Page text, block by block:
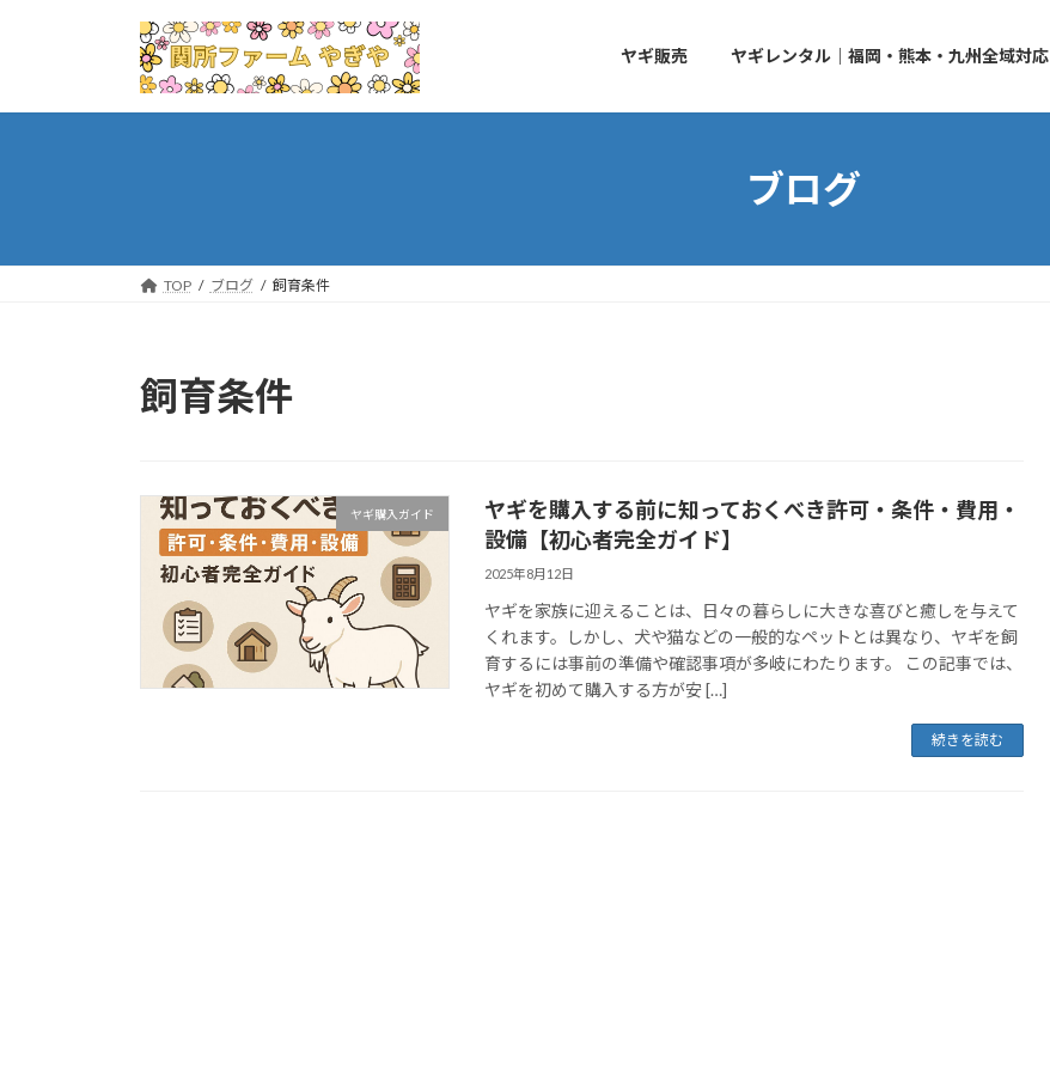
プ
動
ヤギ販売 ヤギレンタル｜福岡・熊本・九州全域対応
ブログ
TOP ブログ 飼育条件
飼育条件
ヤギ購入ガイド
ヤギを購入する前に知っておくべき許可・条件・費用・
設備【初心者完全ガイド】
2025年8月12日
ヤギを家族に迎えることは、日々の暮らしに大きな喜びと癒しを与えて
くれます。しかし、犬や猫などの一般的なペットとは異なり、ヤギを飼
育するには事前の準備や確認事項が多岐にわたります。 この記事では、
ヤギを初めて購入する方が安 […]
続きを読む